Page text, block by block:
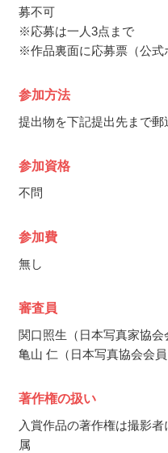
募不可
※応募は一人3点まで
※作品裏面に応募票（公式
参加方法
提出物を下記提出先まで郵
参加資格
不問
参加費
無し
審査員
関口照生（日本写真家協会
亀山 仁（日本写真協会会員
著作権の扱い
入賞作品の著作権は撮影
属